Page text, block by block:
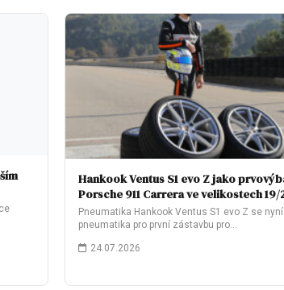
Hankook Ventus S1 evo Z jako
Porsche 911 Carrera ve velikostech
Pneumatika Hankook Ventus S1 evo Z se
pneumatika pro první zástavbu pro…
24.07.2026